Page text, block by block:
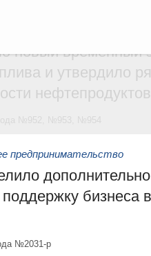
новый временный
и утвердило
нефтепродуктов
предпринимательство
бизнеса
№2031-р